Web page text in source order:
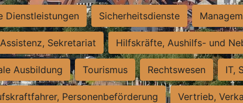
Dienstleistungen Sicherheitsdienste
Assistenz, Sekretariat Hilfskräfte, Aushilfs- und
Ausbildung Tourismus Rechtswesen IT,
Personenbeförderung Vertrieb,